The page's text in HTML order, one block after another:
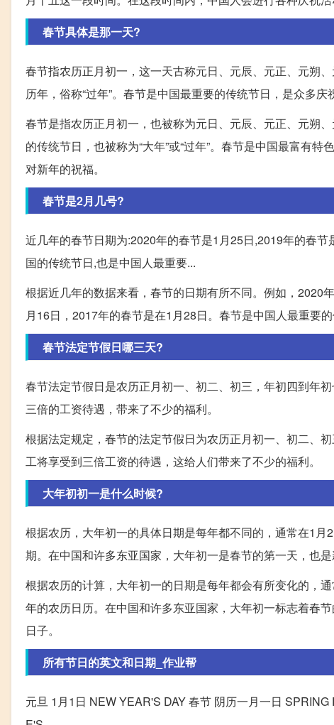
春节具体是那一天?
春节指农历正月初一，这一天古称元日、元辰、元正、元朔
历年，俗称“过年”。春节是中国最重要的传统节日，是众多庆
春节是指农历正月初一，也被称为元日、元辰、元正、元朔
的传统节日，也被称为“大年”或“过年”。春节是中国最富有
对新年的祝福。
春节是2月几号?
近几年的春节日期为:2020年的春节是1月25日,2019年的春
国的传统节日,也是中国人最重要...
根据近几年的数据来看，春节的日期有所不同。例如，2020
月16日，2017年的春节是在1月28日。春节是中国人最重要
春节法定节假日哪三天?
春节法定节假日是农历正月初一、初二、初三，年初四到年
三倍的工资待遇，带来了不少的福利。
根据法定规定，春节的法定节假日为农历正月初一、初二、
工将享受到三倍工资的待遇，这给人们带来了不少的福利。
大年初初一是什么时候?
根据农历，大年初一的具体日期是每年都不同的，通常在1
期。在中国和许多东亚国家，大年初一是春节的第一天，也
根据农历的计算，大年初一的日期是每年都会有所变化的，
年的农历日历。在中国和许多东亚国家，大年初一标志着春
日子。
所有节日的英文和日期_作业帮
元旦 1月1日 NEW YEAR'S DAY 春节 阴历一月一日